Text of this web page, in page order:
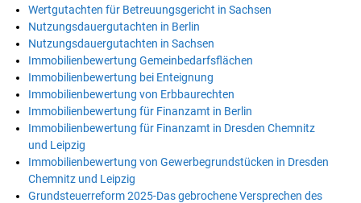
Wertgutachten für Betreuungsgericht in Sachsen
Nutzungsdauergutachten in Berlin
Nutzungsdauergutachten in Sachsen
Immobilienbewertung Gemeinbedarfsflächen
Immobilienbewertung bei Enteignung
Immobilienbewertung von Erbbaurechten
Immobilienbewertung für Finanzamt in Berlin
Immobilienbewertung für Finanzamt in Dresden Chemnitz
und Leipzig
Immobilienbewertung von Gewerbegrundstücken in Dresden
Chemnitz und Leipzig
Grundsteuerreform 2025-Das gebrochene Versprechen des